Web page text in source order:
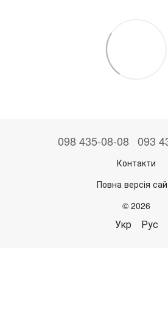
098 435-08-08 093
Контакти
Повна версія
© 2026
Укр Рус